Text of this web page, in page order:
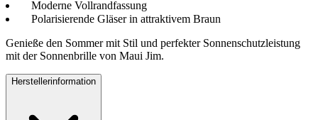
Moderne Vollrandfassung
Polarisierende Gläser in attraktivem Braun
Genieße den Sommer mit Stil und perfekter Sonnenschutzleistung
mit der Sonnenbrille von Maui Jim.
Herstellerinformation